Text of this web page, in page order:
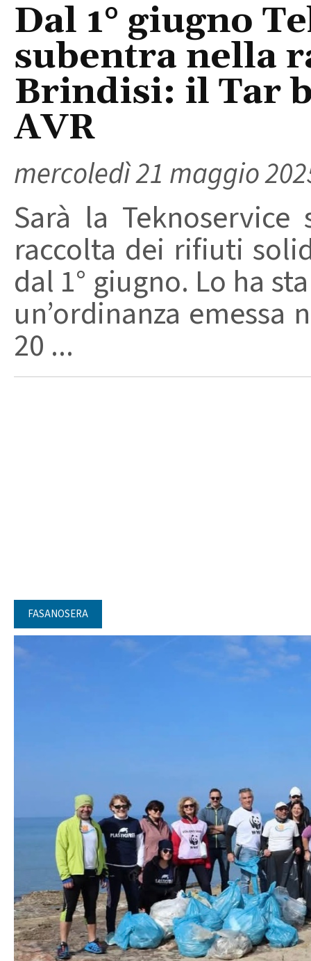
Dal 1° giugno
subentra nella
Brindisi: il Tar
AVR
mercoledì 21 maggio
Sarà la
raccolta dei rifiuti
dal 1° giugno. Lo ha
un’ordinanza
20 ...
FASANOSERA